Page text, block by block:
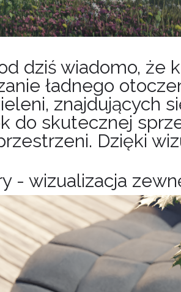
dziś wiadomo, że
ładnego
znajdujących
do skutecznej
Dzięki
- wizualizacja